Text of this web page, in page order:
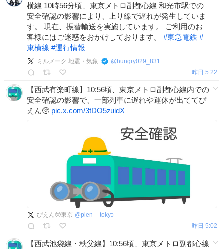
横線 10時56分頃、東京メトロ副都心線 和光市駅での
安全確認の影響により、上り線で遅れが発生していま
す。 現在、振替輸送を実施しています。 ご利用のお
客様にはご迷惑をおかけしております。 #東急電鉄 #
東横線 #運行情報
ミルメーク 地震・気象 @ hungry029_831
昨日 5:22
【西武有楽町線】10:56頃、東京メトロ副都心線内での
安全確認の影響で、一部列車に遅れや運休が出ててぴ
えん🥺 pic.x.com/3tDO5zuidX
ぴえん🥺東京 @pien__tokyo
昨日 5:02
【西武池袋線・秩父線】10:56頃、東京メトロ副都心線